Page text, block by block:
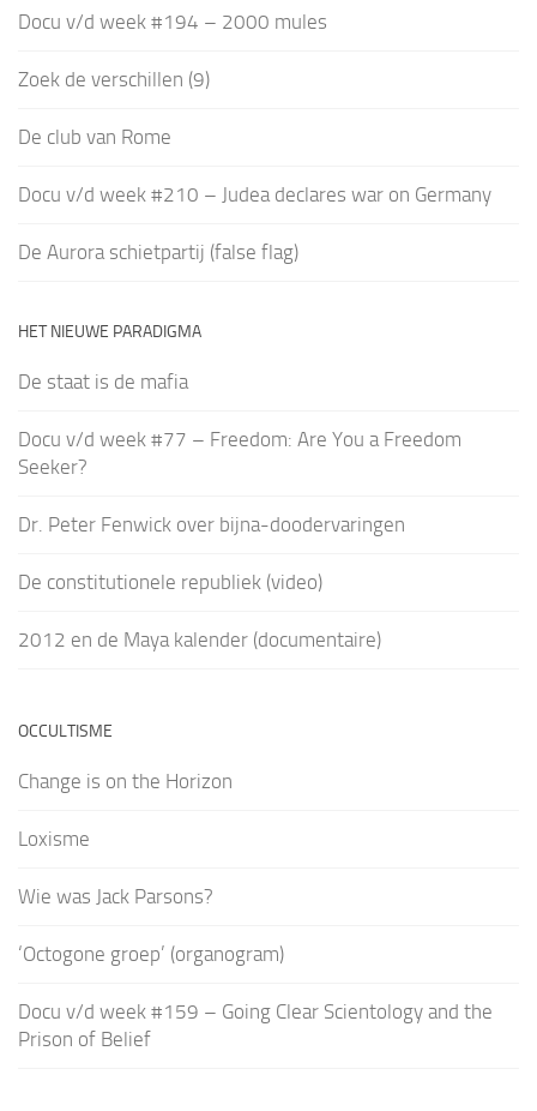
Docu v/d week #194 – 2000 mules
Zoek de verschillen (9)
De club van Rome
Docu v/d week #210 – Judea declares war on Germany
De Aurora schietpartij (false flag)
HET NIEUWE PARADIGMA
De staat is de mafia
Docu v/d week #77 – Freedom: Are You a Freedom
Seeker?
Dr. Peter Fenwick over bijna-doodervaringen
De constitutionele republiek (video)
2012 en de Maya kalender (documentaire)
OCCULTISME
Change is on the Horizon
Loxisme
Wie was Jack Parsons?
‘Octogone groep’ (organogram)
Docu v/d week #159 – Going Clear Scientology and the
Prison of Belief